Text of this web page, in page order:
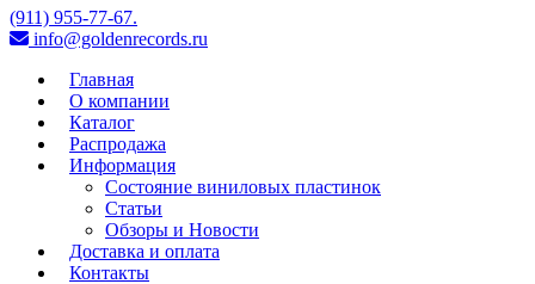
(911) 955-77-67.
info@goldenrecords.ru
Главная
О компании
Каталог
Распродажа
Информация
Состояние виниловых пластинок
Статьи
Обзоры и Новости
Доставка и оплата
Контакты